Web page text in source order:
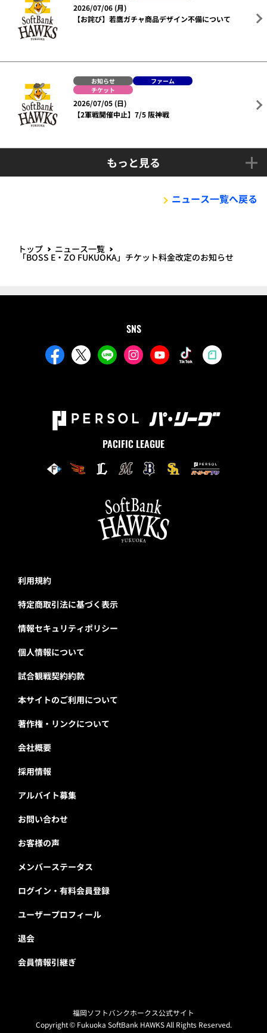
2026/07/06 (月)
【お詫び】若鷹ガチャ商品デザイン不備について
お知らせ
ファーム
チケット
2026/07/05 (日)
【2軍戦開催中止】7/5 阪神戦
もっと見る
ニュース一覧へ戻る
トップ ニュース一覧
「BOSS E・ZO FUKUOKA」チケット料金改定のお知らせ
SNS
PACIFIC LEAGUE
利用規約
特定商取引法に基づく表示
情報セキュリティポリシー
個人情報について
試合観戦契約約款
本サイトのご利用について
著作権・リンクについて
会社概要
採用情報
アルバイト募集
お問い合わせ
お客様の声
メンバーステータス
ログイン・有料会員登録
ユーザープロフィール
退会
会員情報引継ぎ
福岡ソフトバンクホークス公式サイト
Copyright © Fukuoka SoftBank HAWKS All Rights Reserved.